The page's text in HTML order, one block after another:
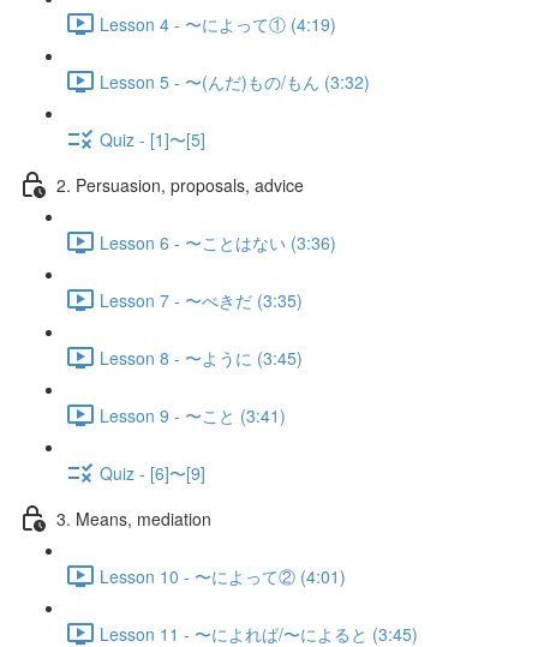
Lesson 4 - 〜によって① (4:19)
Lesson 5 - 〜(んだ)もの/もん (3:32)
Quiz - [1]〜[5]
2. Persuasion, proposals, advice
Lesson 6 - 〜ことはない (3:36)
Lesson 7 - 〜べきだ (3:35)
Lesson 8 - 〜ように (3:45)
Lesson 9 - 〜こと (3:41)
Quiz - [6]〜[9]
3. Means, mediation
Lesson 10 - 〜によって② (4:01)
Lesson 11 - 〜によれば/〜によると (3:45)